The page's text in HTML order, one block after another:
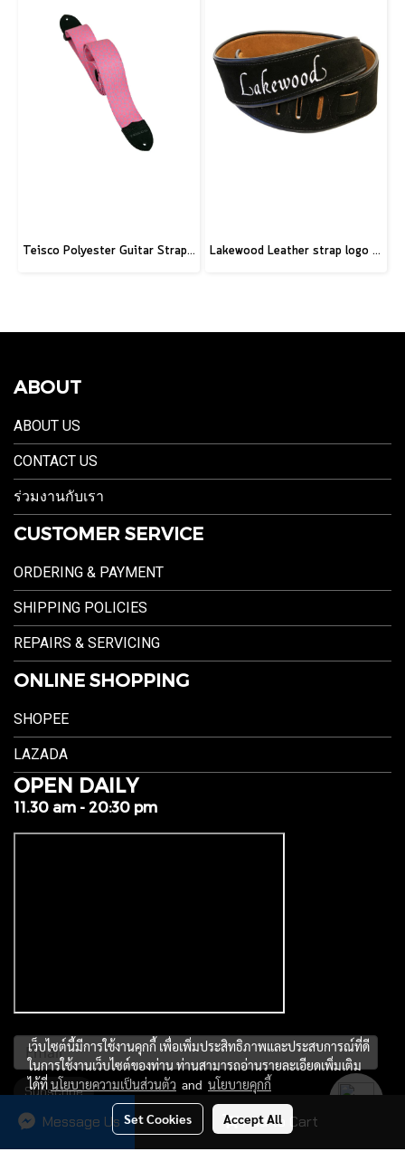
Add to Cart
Message Us
Teisco Polyester Guitar Strap, Pink Lakewood Leather strap logo black
ABOUT
ABOUT US
CONTACT US
ร่วมงานกับเรา
CUSTOMER SERVICE
ORDERING & PAYMENT
SHIPPING POLICIES
REPAIRS & SERVICING
ONLINE SHOPPING
SHOPEE
LAZADA
OPEN DAILY
11.30 am - 20:30 pm
Subscribe
เว็บไซต์นี้มีการใช้งานคุกกี้ เพื่อเพิ่มประสิทธิภาพและประสบการณ์ที่ดี
ในการใช้งานเว็บไซต์ของท่าน ท่านสามารถอ่านรายละเอียดเพิ่มเติม
ได้ที่นโยบายความเป็นส่วนตัว and นโยบายคุกกี้
Set Cookies Accept All